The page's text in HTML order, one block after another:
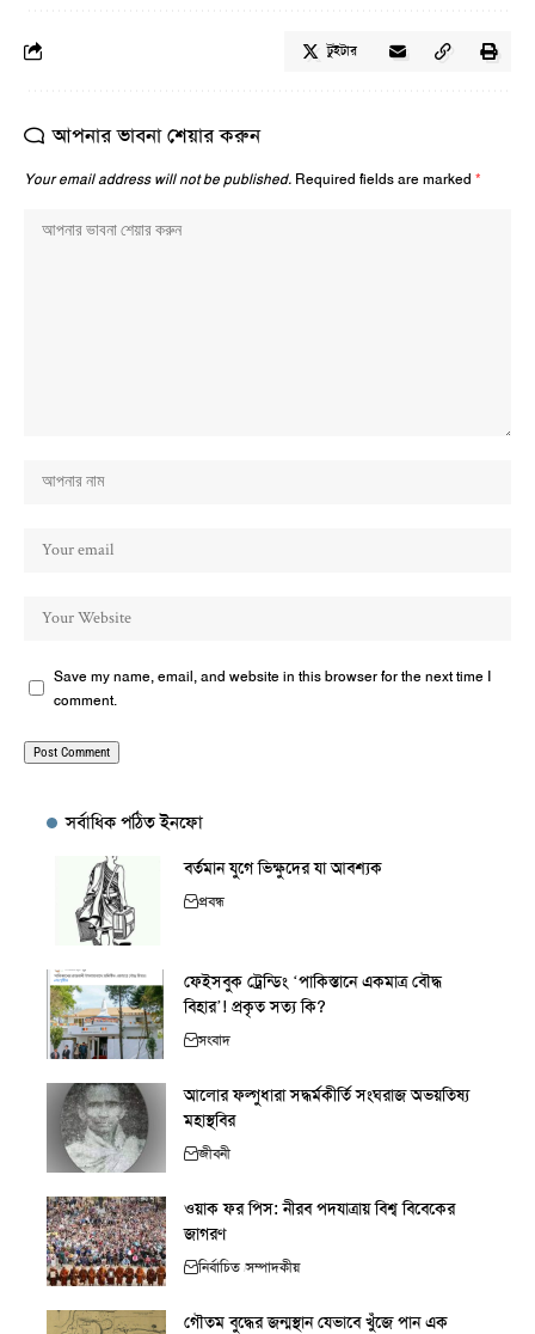
টুইটার
আপনার ভাবনা শেয়ার করুন
Your email address will not be published. Required fields are marked *
Save my name, email, and website in this browser for the next time I
comment.
সর্বাধিক পঠিত ইনফো
বর্তমান যুগে ভিক্ষুদের যা আবশ্যক
প্রবন্ধ
ফেইসবুক ট্রেন্ডিং ‘পাকিস্তানে একমাত্র বৌদ্ধ
বিহার’! প্রকৃত সত্য কি?
সংবাদ
আলোর ফল্গুধারা সদ্ধর্মকীর্তি সংঘরাজ অভয়তিষ্য
মহাস্থবির
জীবনী
ওয়াক ফর পিস: নীরব পদযাত্রায় বিশ্ব বিবেকের
জাগরণ
নির্বাচিত সম্পাদকীয়
গৌতম বুদ্ধের জন্মস্থান যেভাবে খুঁজে পান এক